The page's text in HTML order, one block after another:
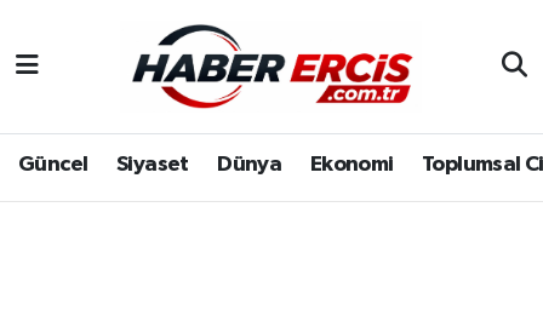
Güncel Siyaset Dünya Ekonomi Toplumsal